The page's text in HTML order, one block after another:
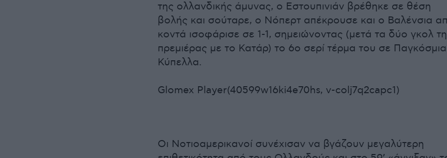
της ολλανδικής άμυνας, ο Εστουπινιάν βρέθηκε σε θέση
βολής και σούταρε, ο Νόπερτ απέκρουσε και ο Βαλένσια
κοντά ισοφάρισε σε 1-1, σημειώνοντας (μετά τα δύο γκολ
πρεμιέρας με το Κατάρ) το 6ο σερί τέρμα του σε Παγκόσμια
Κύπελλα.
Glomex Player(40599w16ki4e70hs, v-colj7q2capc1)
Οι Νοτιοαμερικανοί συνέχισαν να βγάζουν μεγαλύτερη